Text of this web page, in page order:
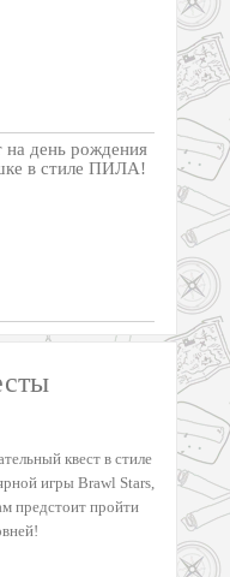
на день рождения
в стиле ПИЛА!
квест в стиле
игры Brawl Stars,
предстоит пройти